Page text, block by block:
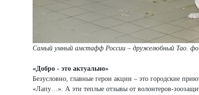
Самый умный амстафф России – дружелюбный Тао.
«Добро - это актуально»
Безусловно, главные герои акции – это городские
«Лапу…». А эти теплые отзывы от волонтеров-